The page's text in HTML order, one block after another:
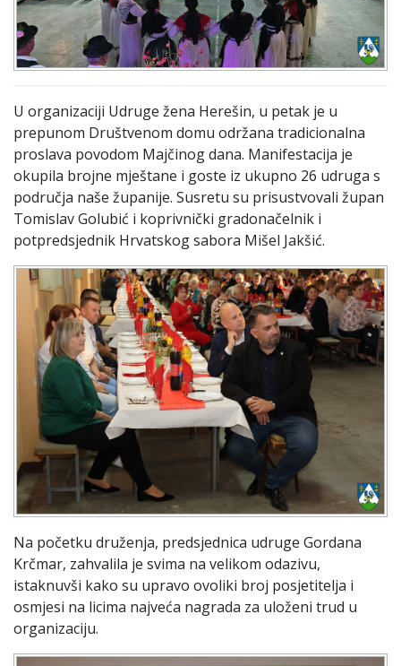
U organizaciji Udruge žena Herešin, u petak je u
prepunom Društvenom domu održana tradicionalna
proslava povodom Majčinog dana. Manifestacija je
okupila brojne mještane i goste iz ukupno 26 udruga s
područja naše županije. Susretu su prisustvovali župan
Tomislav Golubić i koprivnički gradonačelnik i
potpredsjednik Hrvatskog sabora Mišel Jakšić.
Na početku druženja, predsjednica udruge Gordana
Krčmar, zahvalila je svima na velikom odazivu,
istaknuvši kako su upravo ovoliki broj posjetitelja i
osmjesi na licima najveća nagrada za uloženi trud u
organizaciju.